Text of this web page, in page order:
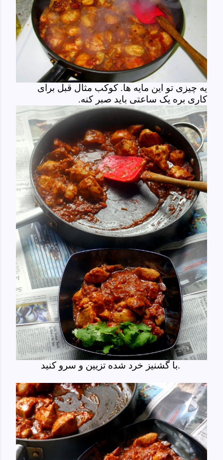
یه چیزی تو این مایه ها. کوکب مثال قبل برای
کاری بره یک ساعتی باید صبر کنه.
با گشنیز خرد شده تزیین و سرو کنید.